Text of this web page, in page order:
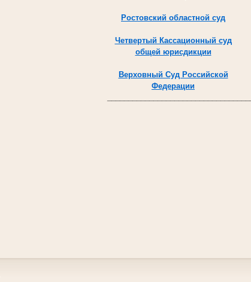
Ростовский областной суд
Четвертый Кассационный суд
общей юрисдикции
Верховный Суд Российской
Федерации